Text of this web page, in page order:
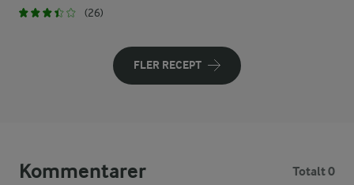
(26)
FLER RECEPT
Kommentarer Totalt 0